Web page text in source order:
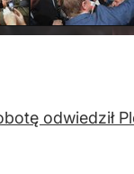
odwiedził